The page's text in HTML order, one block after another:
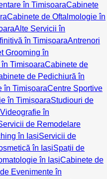
în TimișoaraCabinete
Cabinete de Oftalmologie în
Alte Servicii în
în TimișoaraAntrenori
Grooming în
TimișoaraCabinete de
de Pedichiură în
în TimișoaraCentre Sportive
în TimișoaraStudiouri de
în
de Remodelare
în IașiServicii de
în IașiSpații de
în IașiCabinete de
Evenimente în